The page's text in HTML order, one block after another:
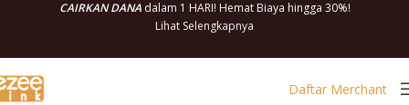
CAIRKAN DANAdalam 1 HARI! Hemat Biaya hingga 30%!
Lihat Selengkapnya
Daftar Merchant